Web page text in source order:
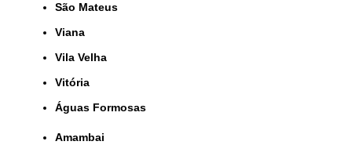
São Mateus
Viana
Vila Velha
Vitória
Águas Formosas
Amambai